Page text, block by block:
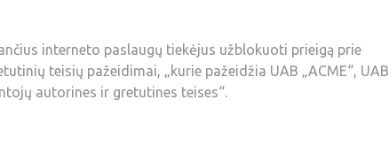
interneto paslaugų tiekėjus užblokuoti prieigą prie
teisių pažeidimai, „kurie pažeidžia UAB „ACME“, UAB
autorines ir gretutines teises“.